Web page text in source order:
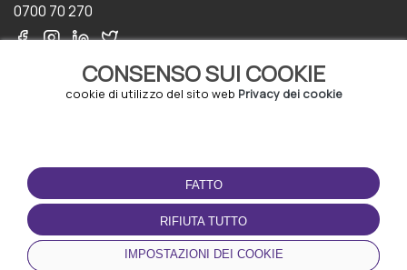
CONSENSO SUI COOKIE
cookie di utilizzo del sito web Privacy dei cookie
FATTO
RIFIUTA TUTTO
IMPOSTAZIONI DEI COOKIE
0700 70 270
CONDIZIONI D'USO
Termini e Condizioni
Politica sulla riservatezza
Gestione dei Cookie
SCARICA L'APP